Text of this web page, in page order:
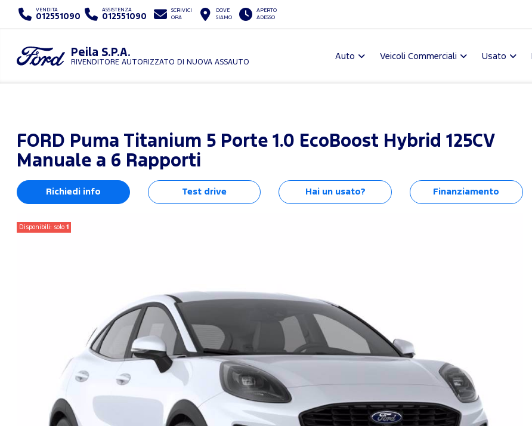
VENDITA
012551090
ASSISTENZA
012551090
SCRIVICI
ORA
DOVE
SIAMO
APERTO
ADESSO
Peila S.P.A.
RIVENDITORE AUTORIZZATO DI NUOVA ASSAUTO
Auto Veicoli Commerciali Usato
FORD Puma Titanium 5 Porte 1.0 EcoBoost Hybrid 125CV
Manuale a 6 Rapporti
Richiedi info Test drive Hai un usato? Finanziamento
Disponibili: solo1